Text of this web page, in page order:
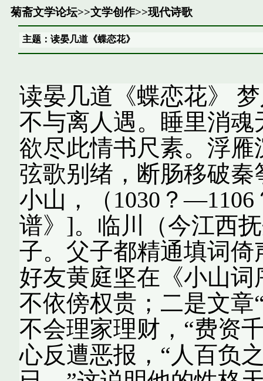
菊斋文学论坛>>文学创作>>现代诗歌
主题：读晏几道《蝶恋花》
读晏几道《蝶恋花》
不与离人遇。睡里消
欲尽此情书尺素。浮
弦歌别绪，断肠移破
小山，（1030？
谱》]。临川（今江西
子。父子都精通填词
好友黄庭坚在《小山词
不依傍权贵；二是文章
不会理家理财，“费资
心反遭恶报，“人百负